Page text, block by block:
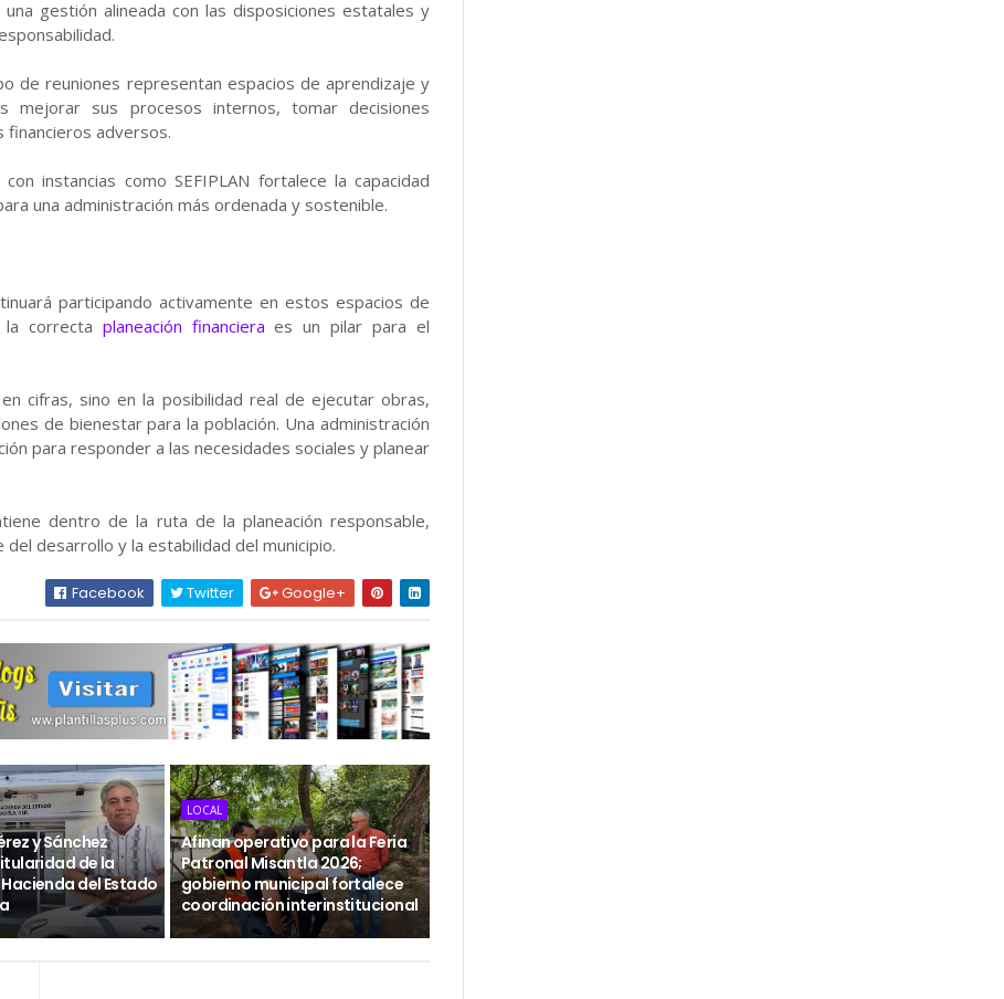
gestión alineada con las disposiciones estatales y
de reuniones representan espacios de aprendizaje y
mejorar sus procesos internos, tomar decisiones
financieros adversos.
instancias como SEFIPLAN fortalece la capacidad
una administración más ordenada y sostenible.
participando activamente en estos espacios de
correcta planeación financiera es un pilar para el
cifras, sino en la posibilidad real de ejecutar obras,
de bienestar para la población. Una administración
para responder a las necesidades sociales y planear
dentro de la ruta de la planeación responsable,
desarrollo y la estabilidad del municipio.
Facebook Twitter Google+
y Sánchez
de la
del Estado
LOCAL
Afinan operativo para la Feria
Patronal Misantla 2026;
gobierno municipal fortalece
coordinación interinstitucional